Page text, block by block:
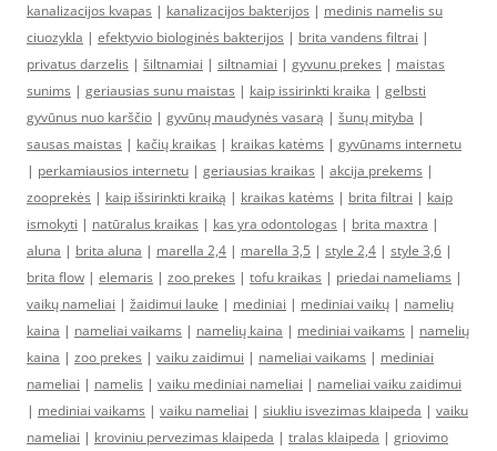
kanalizacijos kvapas | kanalizacijos bakterijos | medinis namelis su
ciuozykla | efektyvio biologinės bakterijos | brita vandens filtrai |
privatus darzelis | šiltnamiai | siltnamiai | gyvunu prekes | maistas
sunims | geriausias sunu maistas | kaip issirinkti kraika | gelbsti
gyvūnus nuo karščio | gyvūnų maudynės vasarą | šunų mityba |
sausas maistas | kačių kraikas | kraikas katėms | gyvūnams internetu
| perkamiausios internetu | geriausias kraikas | akcija prekems |
zooprekės | kaip išsirinkti kraiką | kraikas katėms | brita filtrai | kaip
ismokyti | natūralus kraikas | kas yra odontologas | brita maxtra |
aluna | brita aluna | marella 2,4 | marella 3,5 | style 2,4 | style 3,6 |
brita flow | elemaris | zoo prekes | tofu kraikas | priedai nameliams |
vaikų nameliai | žaidimui lauke | mediniai | mediniai vaikų | namelių
kaina | nameliai vaikams | namelių kaina | mediniai vaikams | namelių
kaina | zoo prekes | vaiku zaidimui | nameliai vaikams | mediniai
nameliai | namelis | vaiku mediniai nameliai | nameliai vaiku zaidimui
| mediniai vaikams | vaiku nameliai | siukliu isvezimas klaipeda | vaiku
nameliai | kroviniu pervezimas klaipeda | tralas klaipeda | griovimo